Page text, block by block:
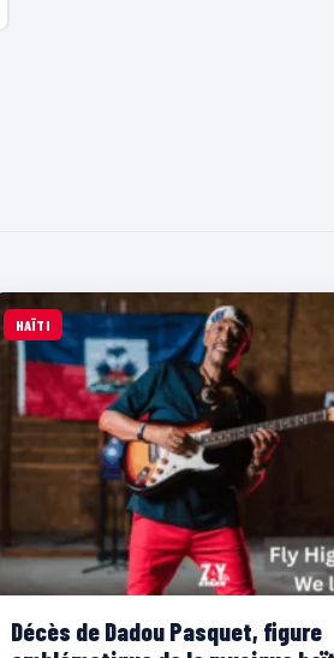
HAÏTI
Décès de Dadou Pasquet, figure